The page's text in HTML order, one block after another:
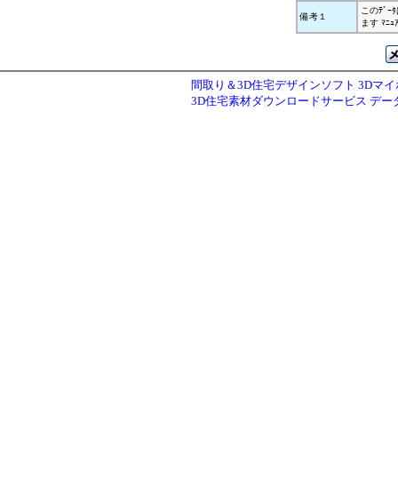
備考１
このﾃﾞｰ
ます ﾏﾆ
間取り＆3D住宅デザインソフト 3Dマ
3D住宅素材ダウンロードサービス デー